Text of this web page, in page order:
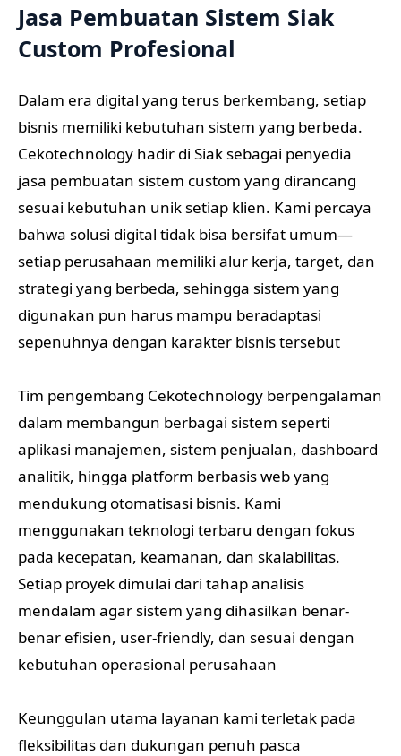
Jasa Pembuatan Sistem Siak
Custom Profesional
Dalam era digital yang terus berkembang, setiap
bisnis memiliki kebutuhan sistem yang berbeda.
Cekotechnology hadir di Siak sebagai penyedia
jasa pembuatan sistem custom yang dirancang
sesuai kebutuhan unik setiap klien. Kami percaya
bahwa solusi digital tidak bisa bersifat umum—
setiap perusahaan memiliki alur kerja, target, dan
strategi yang berbeda, sehingga sistem yang
digunakan pun harus mampu beradaptasi
sepenuhnya dengan karakter bisnis tersebut
Tim pengembang Cekotechnology berpengalaman
dalam membangun berbagai sistem seperti
aplikasi manajemen, sistem penjualan, dashboard
analitik, hingga platform berbasis web yang
mendukung otomatisasi bisnis. Kami
menggunakan teknologi terbaru dengan fokus
pada kecepatan, keamanan, dan skalabilitas.
Setiap proyek dimulai dari tahap analisis
mendalam agar sistem yang dihasilkan benar-
benar efisien, user-friendly, dan sesuai dengan
kebutuhan operasional perusahaan
Keunggulan utama layanan kami terletak pada
fleksibilitas dan dukungan penuh pasca